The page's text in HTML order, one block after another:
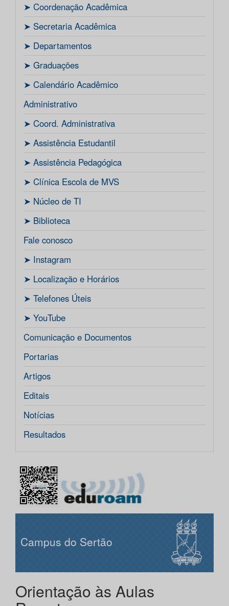
ㅤ➤ Coordenação Acadêmica
ㅤㅤ➤ Secretaria Acadêmica
ㅤ➤ Departamentos
ㅤ➤ Graduações
ㅤ➤ Calendário Acadêmico
Administrativo
ㅤ➤ Coord. Administrativa
ㅤ➤ Assistência Estudantil
ㅤ➤ Assistência Pedagógica
ㅤ➤ Clínica Escola de MVS
ㅤ➤ Núcleo de TI
ㅤ➤ Biblioteca
Fale conosco
ㅤ➤ Instagram
ㅤ➤ Localização e Horários
ㅤ➤ Telefones Úteis
ㅤ➤ YouTube
Comunicação e Documentos
Portarias
Artigos
Editais
Notícias
Resultados
Campus do Sertão
Orientação às Aulas